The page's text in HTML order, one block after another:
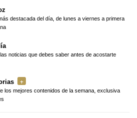
destacada del día, de lunes a viernes a primera
noticias que debes saber antes de acostarte
los mejores contenidos de la semana, exclusiva